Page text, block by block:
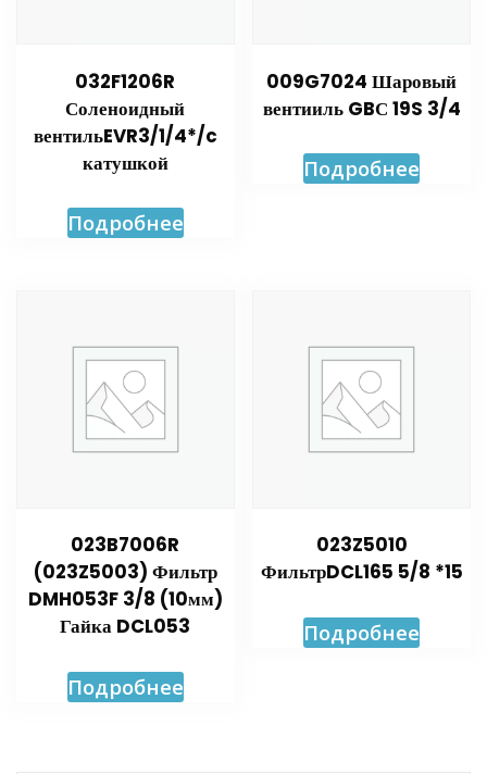
032F1206R
Соленоидный
вентильEVR3/1/4*/c
катушкой
Подробнее
009G7024 Шаровый
вентииль GBС 19S 3/4
Подробнее
023B7006R
(023Z5003) Фильтр
DMH053F 3/8 (10мм)
Гайка DCL053
Подробнее
023Z5010
ФильтрDCL165 5/8 *15
Подробнее